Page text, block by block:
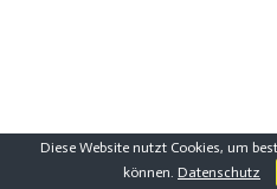
Diese Website nutzt Cookies, um
können. Datenschutz